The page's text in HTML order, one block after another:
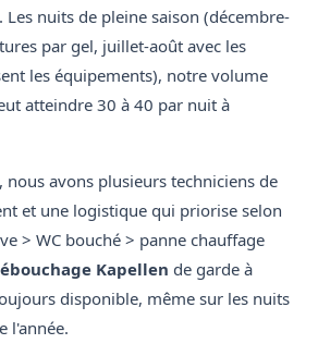
nuits de pleine saison (décembre-
par gel, juillet-août avec les
les équipements), notre volume
atteindre 30 à 40 par nuit à
nous avons plusieurs techniciens de
et une logistique qui priorise selon
> WC bouché > panne chauffage
Kapellen de garde à
disponible, même sur les nuits
l'année.